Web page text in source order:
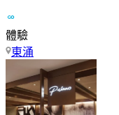
體驗
東涌